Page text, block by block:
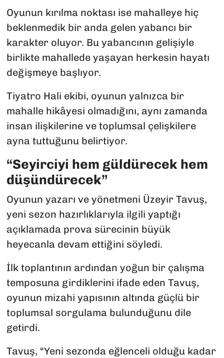
Oyunun kırılma noktası ise mahalleye hiç
beklenmedik bir anda gelen yabancı bir
karakter oluyor. Bu yabancının gelişiyle
birlikte mahallede yaşayan herkesin hayatı
değişmeye başlıyor.
Tiyatro Hali ekibi, oyunun yalnızca bir
mahalle hikâyesi olmadığını, aynı zamanda
insan ilişkilerine ve toplumsal çelişkilere
ayna tuttuğunu belirtiyor.
“Seyirciyi hem güldürecek hem
düşündürecek”
Oyunun yazarı ve yönetmeni Üzeyir Tavuş,
yeni sezon hazırlıklarıyla ilgili yaptığı
açıklamada prova sürecinin büyük
heyecanla devam ettiğini söyledi.
İlk toplantının ardından yoğun bir çalışma
temposuna girdiklerini ifade eden Tavuş,
oyunun mizahi yapısının altında güçlü bir
toplumsal sorgulama bulunduğunu dile
getirdi.
Tavuş, “Yeni sezonda eğlenceli olduğu kadar